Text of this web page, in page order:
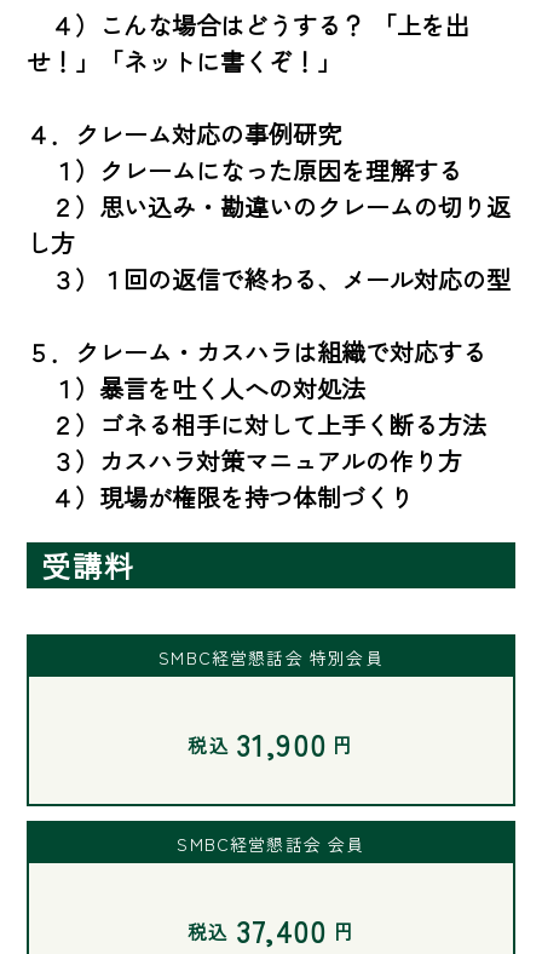
４）こんな場合はどうする？ 「上を出
せ！」「ネットに書くぞ！」
４．クレーム対応の事例研究
１）クレームになった原因を理解する
２）思い込み・勘違いのクレームの切り返
し方
３）１回の返信で終わる、メール対応の型
５．クレーム・カスハラは組織で対応する
１）暴言を吐く人への対処法
２）ゴネる相手に対して上手く断る方法
３）カスハラ対策マニュアルの作り方
４）現場が権限を持つ体制づくり
受講料
SMBC経営懇話会 特別会員
税込 31,900 円
SMBC経営懇話会 会員
税込 37,400 円